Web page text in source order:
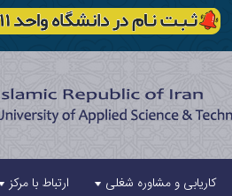
کاریابی و مشاوره شغلی ارتباط با مرکز